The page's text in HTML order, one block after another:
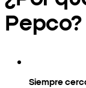
Pepco?
Siempre